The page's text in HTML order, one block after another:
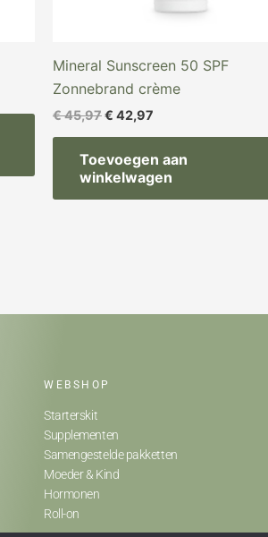
Mineral Sunscreen 50 SPF
Zonnebrand crème
€45,97€ 42,97
Toevoegen aan
winkelwagen
WEBSHOP
Starterskit
Supplementen
Samengestelde pakketten
Moeder & Kind
Hormonen
Roll-on